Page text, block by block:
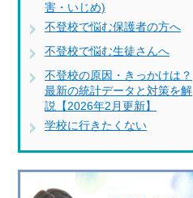
害・いじめ)
不登校で悩む保護者の方へ
不登校で悩む生徒さんへ
不登校の原因・きっかけは？
最新の統計データと対策を解
説【2026年2月更新】
学校に行きたくない